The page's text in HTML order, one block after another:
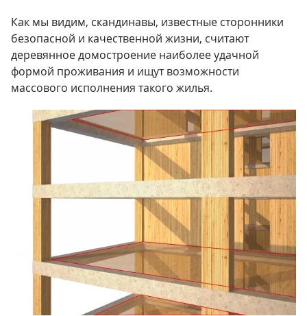
Как мы видим, скандинавы, известные сторонники
безопасной и качественной жизни, считают
деревянное домостроение наиболее удачной
формой проживания и ищут возможности
массового исполнения такого жилья.